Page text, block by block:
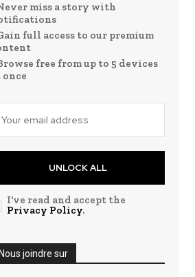
miss a story with
full access to our premium
free from up to 5 devices
once
UNLOCK ALL
I've read and accept the
Privacy Policy.
Nous joindre sur